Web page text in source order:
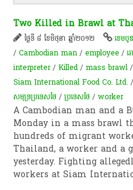
Two Killed in Brawl at
ថ្ងៃទី ៨ ខែមិថុនា ឆ្នាំ២០១២ ខេមបូ
/Cambodian man / employee /រ
interpreter/Killed /mass brawl
Siam International Food Co. Ltd.
សមុទ្រ​ប្រទេស​ថៃ /ប្រទេសថៃ /worker
A Cambodian man and a
Monday in a mass brawl
hundreds of migrant
Thailand, a worker and a
yesterday. Fighting
workers at Siam